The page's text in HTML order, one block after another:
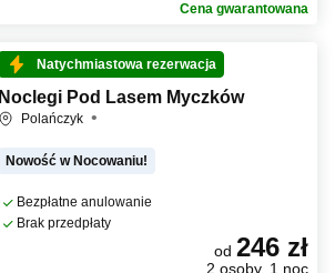
Cena gwarantowana
Natychmiastowa rezerwacja
Noclegi Pod Lasem Myczków
Polańczyk
Nowość w Nocowaniu!
Bezpłatne anulowanie
Brak przedpłaty
od 246 zł
2 osoby, 1 noc